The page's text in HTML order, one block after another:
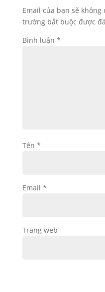
Email của bạn sẽ
trường bắt buộc được
Bình luận *
Tên *
Email *
Trang web